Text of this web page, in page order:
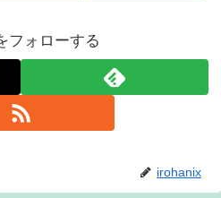
フォローする
irohanix